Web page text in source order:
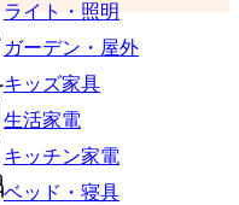
ライト・照明
ガーデン・屋外
キッズ家具
生活家電
キッチン家電
ベッド・寝具